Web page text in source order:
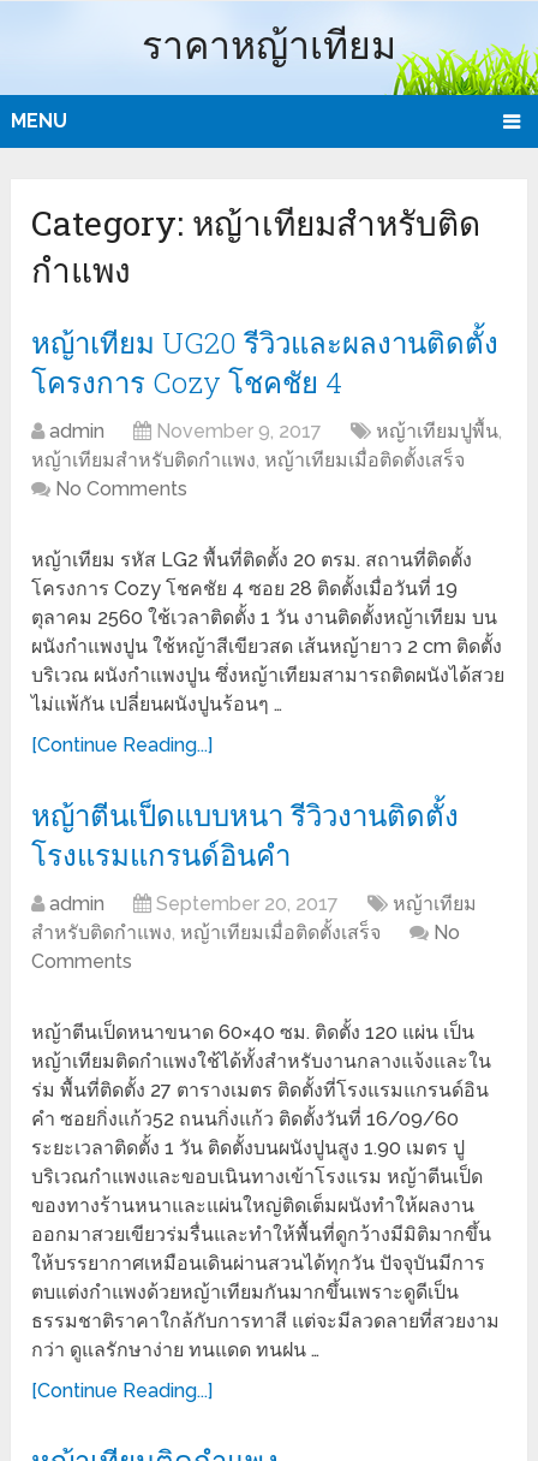
ราคาหญ้าเทียม
MENU
Category: หญ้าเทียมสำหรับติด
กำแพง
หญ้าเทียม UG20 รีวิวและผลงานติดตั้ง
โครงการ Cozy โชคชัย 4
admin November 9, 2017 หญ้าเทียมปูพื้น,
หญ้าเทียมสำหรับติดกำแพง, หญ้าเทียมเมื่อติดตั้งเสร็จ
No Comments
หญ้าเทียม รหัส LG2 พื้นที่ติดตั้ง 20 ตรม. สถานที่ติดตั้ง
โครงการ Cozy โชคชัย 4 ซอย 28 ติดตั้งเมื่อวันที่ 19
ตุลาคม 2560 ใช้เวลาติดตั้ง 1 วัน งานติดตั้งหญ้าเทียม บน
ผนังกำแพงปูน ใช้หญ้าสีเขียวสด เส้นหญ้ายาว 2 cm ติดตั้ง
บริเวณ ผนังกำแพงปูน ซึ่งหญ้าเทียมสามารถติดผนังได้สวย
ไม่แพ้กัน เปลี่ยนผนังปูนร้อนๆ …
[Continue Reading...]
หญ้าตีนเป็ดแบบหนา รีวิวงานติดตั้ง
โรงแรมแกรนด์อินคำ
admin September 20, 2017
หญ้าเทียม
สำหรับติดกำแพง, หญ้าเทียมเมื่อติดตั้งเสร็จ
No
Comments
หญ้าตีนเป็ดหนาขนาด 60×40 ซม. ติดตั้ง 120 แผ่น เป็น
หญ้าเทียมติดกำแพงใช้ได้ทั้งสำหรับงานกลางแจ้งและใน
ร่ม พื้นที่ติดตั้ง 27 ตารางเมตร ติดตั้งที่โรงแรมแกรนด์อิน
คำ ซอยกิ่งแก้ว52 ถนนกิ่งแก้ว ติดตั้งวันที่ 16/09/60
ระยะเวลาติดตั้ง 1 วัน ติดตั้งบนผนังปูนสูง 1.90 เมตร ปู
บริเวณกำแพงและขอบเนินทางเข้าโรงแรม หญ้าตีนเป็ด
ของทางร้านหนาและแผ่นใหญ่ติดเต็มผนังทำให้ผลงาน
ออกมาสวยเขียวร่มรื่นและทำให้พื้นที่ดูกว้างมีมิติมากขึ้น
ให้บรรยากาศเหมือนเดินผ่านสวนได้ทุกวัน ปัจจุบันมีการ
ตบแต่งกำแพงด้วยหญ้าเทียมกันมากขึ้นเพราะดูดีเป็น
ธรรมชาติราคาใกล้กับการทาสี แต่จะมีลวดลายที่สวยงาม
กว่า ดูแลรักษาง่าย ทนแดด ทนฝน …
[Continue Reading...]